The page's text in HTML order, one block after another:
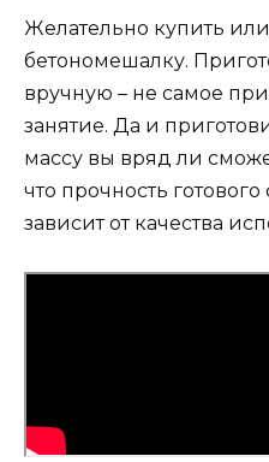
Желательно купить
бетономешалку.
вручную – не самое
занятие. Да и
массу вы вряд ли
что прочность
зависит от качества